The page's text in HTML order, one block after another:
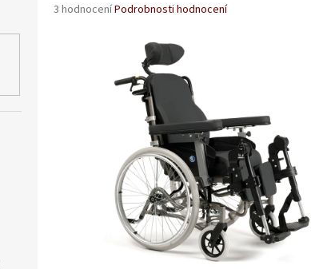
Průměrné
3 hodnoceníPodrobnosti hodnocení